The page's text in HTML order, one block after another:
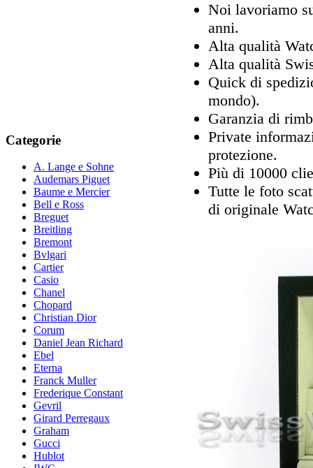
Categorie
A. Lange e Sohne
Audemars Piguet
Baume e Mercier
Bell e Ross
Breguet
Breitling
Bremont
Bvlgari
Cartier
Casio
Chanel
Chopard
Christian Dior
Corum
Daniel Jean Richard
Ebel
Eterna
Franck Muller
Frederique Constant
Gevril
Girard Perregaux
Graham
Gucci
Hublot
Noi lavoriamo
anni.
Alta qualità
Alta qualità
Quick di
mondo).
Garanzia di
Private
protezione.
Più di 10000
Tutte le foto
di originale